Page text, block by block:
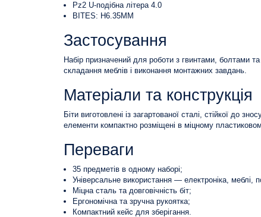
Pz2 U-подібна літера 4.0
BITES: H6.35MM
Застосування
Набір призначений для роботи з гвинтами, болтами
складання меблів і виконання монтажних завдань.
Матеріали та конструкція
Біти виготовлені із загартованої сталі, стійкої до
елементи компактно розміщені в міцному
Переваги
35 предметів в одному наборі;
Універсальне використання — електроніка, меблі,
Міцна сталь та довговічність біт;
Ергономічна та зручна рукоятка;
Компактний кейс для зберігання.